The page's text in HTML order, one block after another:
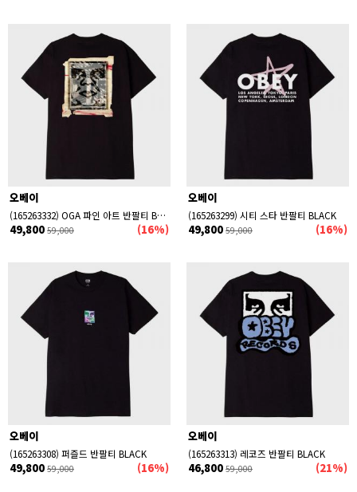
오베이
(165263332) OGA 파인 아트 반팔티 BLACK
49,800 59,000 (16%)
오베이
(165263299) 시티 스타 반팔티 BLACK
49,800 59,000 (16%)
오베이
(165263308) 퍼즐드 반팔티 BLACK
49,800 59,000 (16%)
오베이
(165263313) 레코즈 반팔티 BLACK
46,800 59,000 (21%)